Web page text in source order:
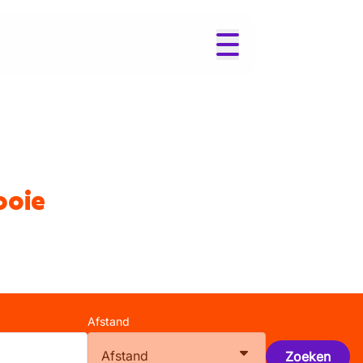
Afstand
Afstand Zoeken